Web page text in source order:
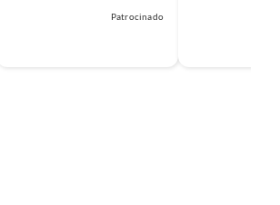
Patrocinado